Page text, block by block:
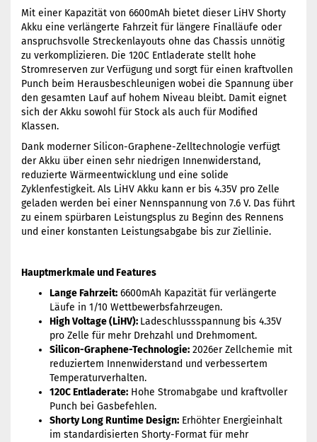
Mit einer Kapazität von 6600mAh bietet dieser LiHV Shorty
Akku eine verlängerte Fahrzeit für längere Finalläufe oder
anspruchsvolle Streckenlayouts ohne das Chassis unnötig
zu verkomplizieren. Die 120C Entladerate stellt hohe
Stromreserven zur Verfügung und sorgt für einen kraftvollen
Punch beim Herausbeschleunigen wobei die Spannung über
den gesamten Lauf auf hohem Niveau bleibt. Damit eignet
sich der Akku sowohl für Stock als auch für Modified
Klassen.
Dank moderner Silicon-Graphene-Zelltechnologie verfügt
der Akku über einen sehr niedrigen Innenwiderstand,
reduzierte Wärmeentwicklung und eine solide
Zyklenfestigkeit. Als LiHV Akku kann er bis 4.35V pro Zelle
geladen werden bei einer Nennspannung von 7.6 V. Das führt
zu einem spürbaren Leistungsplus zu Beginn des Rennens
und einer konstanten Leistungsabgabe bis zur Ziellinie.
Hauptmerkmale und Features
Lange Fahrzeit: 6600mAh Kapazität für verlängerte
Läufe in 1/10 Wettbewerbsfahrzeugen.
High Voltage (LiHV): Ladeschlussspannung bis 4.35V
pro Zelle für mehr Drehzahl und Drehmoment.
Silicon-Graphene-Technologie: 2026er Zellchemie mit
reduziertem Innenwiderstand und verbessertem
Temperaturverhalten.
120C Entladerate: Hohe Stromabgabe und kraftvoller
Punch bei Gasbefehlen.
Shorty Long Runtime Design: Erhöhter Energieinhalt
im standardisierten Shorty-Format für mehr